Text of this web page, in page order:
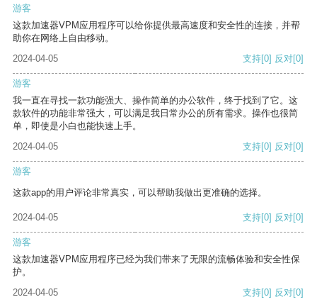
游客
这款加速器VPM应用程序可以给你提供最高速度和安全性的连接，并帮
助你在网络上自由移动。
2024-04-05
支持[0] 反对[0]
游客
我一直在寻找一款功能强大、操作简单的办公软件，终于找到了它。这
款软件的功能非常强大，可以满足我日常办公的所有需求。操作也很简
单，即使是小白也能快速上手。
2024-04-05
支持[0] 反对[0]
游客
这款app的用户评论非常真实，可以帮助我做出更准确的选择。
2024-04-05 支持[0] 反对[0]
游客
这款加速器VPM应用程序已经为我们带来了无限的流畅体验和安全性保
护。
2024-04-05
支持[0] 反对[0]